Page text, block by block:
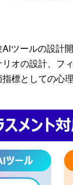
ツールの設計
オの設計、フ
標としての心